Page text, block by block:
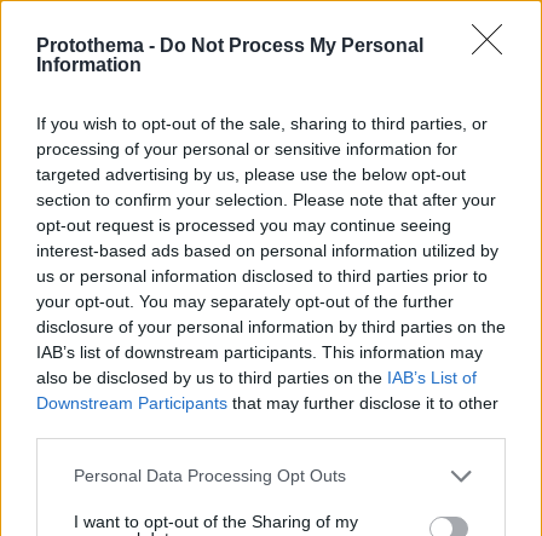
Protothema - Do Not Process My Personal
Information
If you wish to opt-out of the sale, sharing to third parties, or
processing of your personal or sensitive information for
targeted advertising by us, please use the below opt-out
section to confirm your selection. Please note that after your
opt-out request is processed you may continue seeing
interest-based ads based on personal information utilized by
us or personal information disclosed to third parties prior to
your opt-out. You may separately opt-out of the further
disclosure of your personal information by third parties on the
IAB’s list of downstream participants. This information may
also be disclosed by us to third parties on the IAB’s List of
Downstream Participants that may further disclose it to other
Please note that this website/app uses one or more Google
not limited to your visit or usage behaviour. You may click to
Personal Data Processing Opt Outs
I want to opt-out of the Sharing of my
Χούθι, το «άλυτο πρόβλημα» της Μέσης
09.08.2026, 13:59